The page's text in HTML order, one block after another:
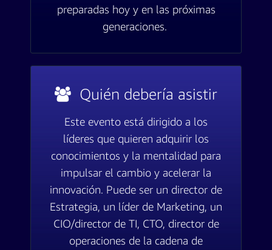
preparadas hoy y en las próximas
generaciones.
Quién debería asistir
Este evento está dirigido a los
líderes que quieren adquirir los
conocimientos y la mentalidad para
impulsar el cambio y acelerar la
innovación. Puede ser un director de
Estrategia, un líder de Marketing, un
CIO/director de TI, CTO, director de
operaciones de la cadena de